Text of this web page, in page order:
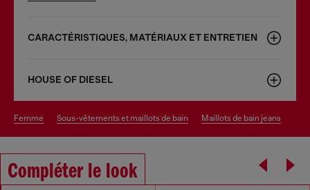
CARACTÉRISTIQUES, MATÉRIAUX ET ENTRETIEN
HOUSE OF DIESEL
femme sous-vêtements et maillots de bain maillots de bain jeans
Compléter le look